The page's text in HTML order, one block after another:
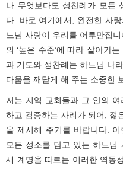
나 무엇보다도 성찬례가 모든
다. 바로 여기에서, 완전한 사
느님 사랑이 우리를 어루만집
의 ‘높은 수준’에 따라 살아가
과 기도와 성찬례는 하느님 나
다움을 깨닫게 해 주는 소중한
저는 지역 교회들과 그 안의
하고 검증하는 자리가 되어, 젊
을 제시해 주기를 바랍니다.
모든 성소를 담고 있는 하느님
새 계명을 따르는 이러한 역동